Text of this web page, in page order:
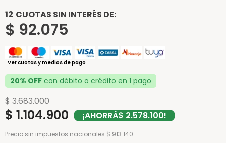
12 CUOTAS SIN INTERÉS DE:
$ 92.075
Ver cuotas y medios de pago
20% OFF con débito o crédito en 1 pago
$3.683.000
$ 1.104.900 ¡AHORRÁ$ 2.578.100!
Precio sin impuestos nacionales $ 913.140